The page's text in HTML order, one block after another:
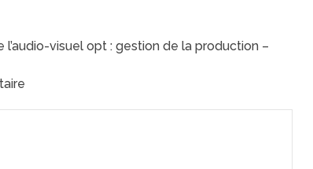
visuel opt : gestion de la production –